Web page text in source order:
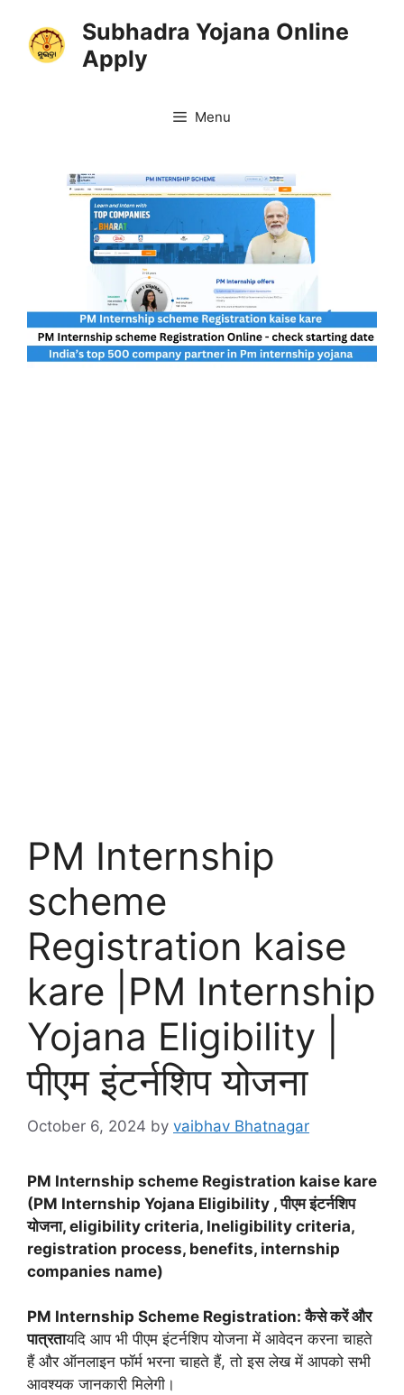
content
Subhadra Yojana Online
Apply
Menu
PM Internship
scheme
Registration kaise
kare |PM Internship
Yojana Eligibility |
पीएम इंटर्नशिप योजना
October 6, 2024 by vaibhav Bhatnagar
PM Internship scheme Registration kaise kare
(PM Internship Yojana Eligibility , पीएम इंटर्नशिप
योजना, eligibility criteria, Ineligibility criteria,
registration process, benefits, internship
companies name)
PM Internship Scheme Registration: कैसे करें और
पात्रतायदि आप भी पीएम इंटर्नशिप योजना में आवेदन करना चाहते
हैं और ऑनलाइन फॉर्म भरना चाहते हैं, तो इस लेख में आपको सभी
आवश्यक जानकारी मिलेगी।